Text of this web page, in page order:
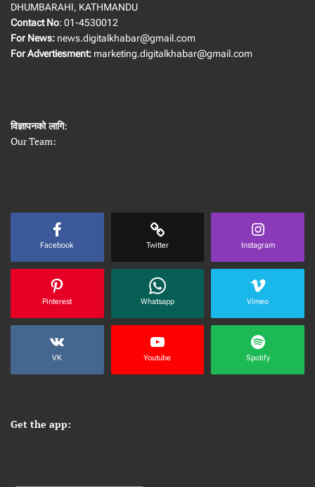
DHUMBARAHI, KATHMANDU
Contact No: 01-4530012
For News: news.digitalkhabar@gmail.com
For Advertiesment: marketing.digitalkhabar@gmail.com
विज्ञापनको लागि:
Our Team:
Facebook Twitter Instagram
Pinterest Whatsapp Vimeo
VK Youtube Spotify
Get the app: